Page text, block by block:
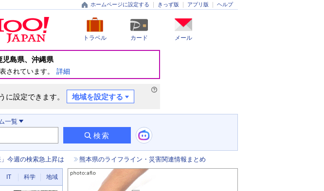
ホームページに設定する きっず版 アプリ版 ヘルプ
トラベル カード メール
児島県 沖縄県
されています。 詳細
に設定できます。 地域を設定する
一覧
検索
」今週の検索急上昇は 熊本県のライフライン・災害関連情報まとめ
IT 科学 地域